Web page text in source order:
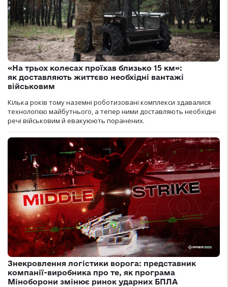
«На трьох колесах проїхав близько 15 км»:
як доставляють життєво необхідні вантажі
військовим
Кілька років тому наземні роботизовані комплекси здавалися
технологією майбутнього, а тепер ними доставляють необхідні
речі військовим й евакуюють поранених.
Знекровлення логістики ворога: представник
компанії-виробника про те, як програма
Міноборони змінює ринок ударних БПЛА